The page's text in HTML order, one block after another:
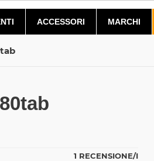
ACCESSORI MARCHI
1 RECENSIONE/I